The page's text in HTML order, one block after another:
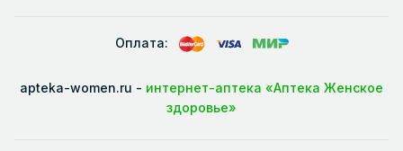
Оплата:
apteka-women.ru - интернет-аптека «Аптека Женское
здоровье»